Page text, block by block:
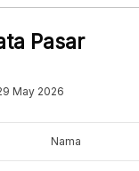
Pasar
May 2026
Nama